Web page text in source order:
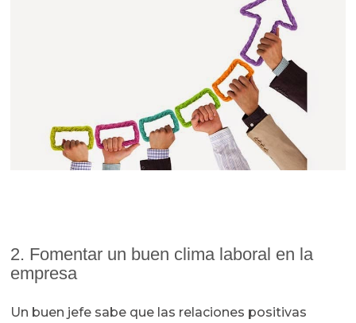
2. Fomentar un buen clima laboral en la
empresa
Un buen jefe sabe que las relaciones positivas